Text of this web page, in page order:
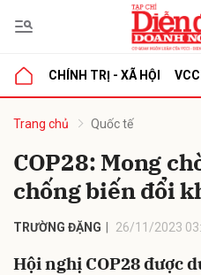
CHÍNH TRỊ - XÃ HỘI VCCI
Trang chủ Quốc tế
COP28: Mong
chống biến đổi
TRƯỜNG ĐẶNG 26/11/2023
Hội nghị COP28 được
luận